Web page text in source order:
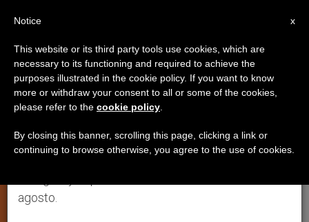
TESTIMONIOS
×
Aviso importante
Del 27 de julio al 7 de agosto haremos la pausa
anual, aprovechando que en el periodo de verano
se generan menos informaciones y también el
agosto.
x
Notice
This website or its third party tools use cookies, which are
necessary to its functioning and required to achieve the
purposes illustrated in the cookie policy. If you want to know
more or withdraw your consent to all or some of the cookies,
please refer to the cookie policy
By closing this banner, scrolling this page, clicking a link or
continuing to browse otherwise, you agree to the use of cookies.